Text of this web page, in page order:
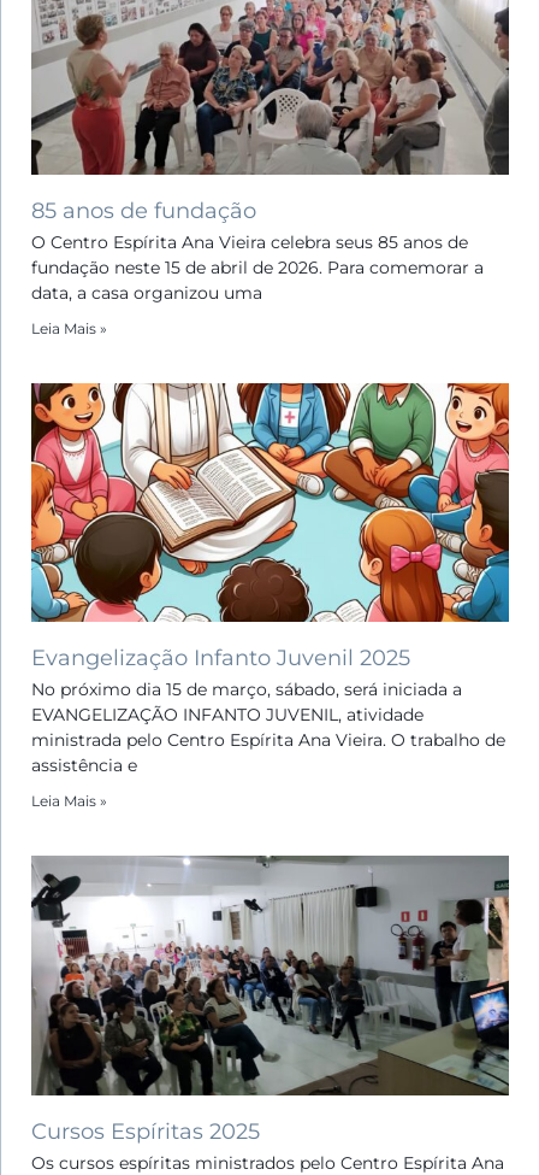
85 anos de fundação
O Centro Espírita Ana Vieira celebra seus 85 anos de
fundação neste 15 de abril de 2026. Para comemorar a
data, a casa organizou uma
Leia Mais »
Evangelização Infanto Juvenil 2025
No próximo dia 15 de março, sábado, será iniciada a
EVANGELIZAÇÃO INFANTO JUVENIL, atividade
ministrada pelo Centro Espírita Ana Vieira. O trabalho de
assistência e
Leia Mais »
Cursos Espíritas 2025
Os cursos espíritas ministrados pelo Centro Espírita Ana